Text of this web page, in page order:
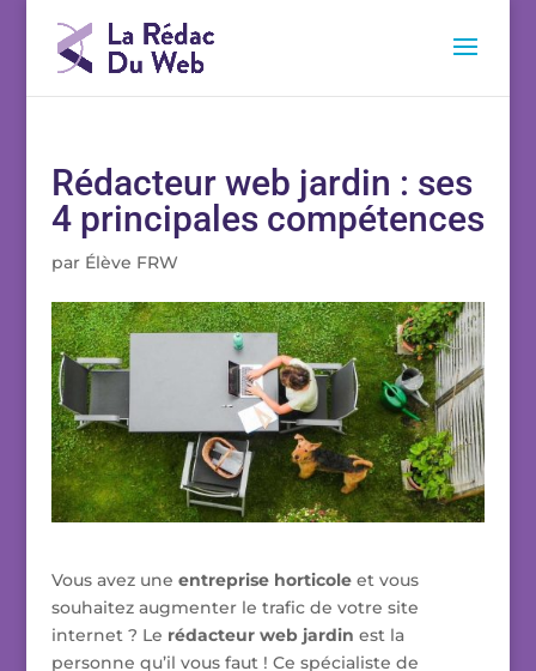
Rédacteur web jardin : ses
4 principales compétences
par Élève FRW
Vous avez une entreprise horticole et vous
souhaitez augmenter le trafic de votre site
internet ? Le rédacteur web jardin est la
personne qu’il vous faut ! Ce spécialiste de